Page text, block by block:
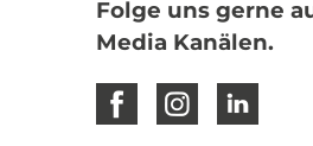
Folge uns gerne
Media Kanälen.